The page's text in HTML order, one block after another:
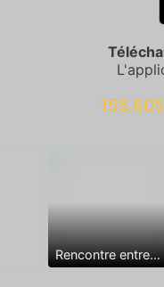
155.605
Rencontre entre mecs